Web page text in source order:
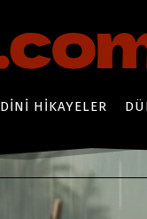
DINI HIKAYELER